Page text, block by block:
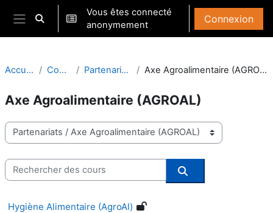
Passer au contenu principal
Panneau latéral
Activer/désactiver la saisie de recherche
Vous êtes connecté
anonymement
Connexion
Accueil Cours Partenariats Axe Agroalimentaire (AGROAL)
Axe Agroalimentaire (AGROAL)
Catégories de cours
Rechercher des cours
Rechercher des
Hygiène Alimentaire (AgroAl)